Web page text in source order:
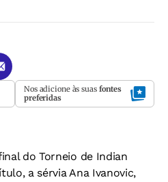
Nos adicione às suas fontes
preferidas
do Torneio de Indian
a sérvia Ana Ivanovic,